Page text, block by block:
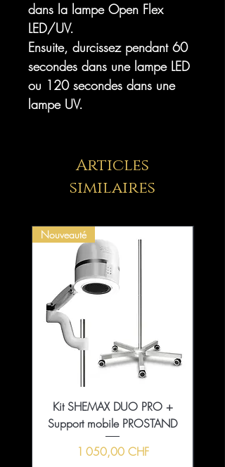
dans la lampe Open Flex
LED/UV.
Ensuite, durcissez pendant 60
secondes dans une lampe LED
ou 120 secondes dans une
lampe UV.
Articles
similaires
Nouveauté
Kit SHEMAX DUO PRO +
Support mobile PROSTAND
Prix
1 050,00 CHF